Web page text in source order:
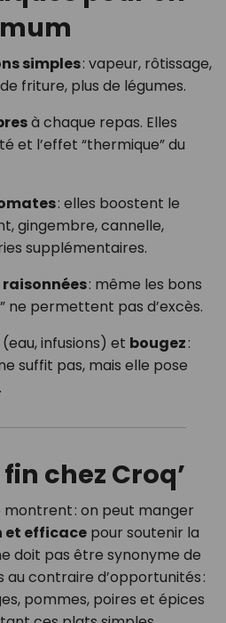
simples: vapeur, rôtissage,
friture, plus de légumes.
à chaque repas. Elles
et l’effet “thermique” du
: elles boostent le
gingembre, cannelle,
supplémentaires.
raisonnées: même les bons
ne permettent pas d’excès.
infusions) et bougez:
suffit pas, mais elle pose
chez Croq’
montrent : on peut manger
et efficacepour soutenir la
doit pas être synonyme de
au contraire d’opportunités :
pommes, poires et épices